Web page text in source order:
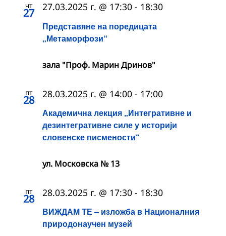
чт
27
Представяне на поредицата
„Метаморфози“
27.03.2025 г. @ 17:30 - 18:30
зала "Проф. Марин Дринов"
пт
28
Академична лекция „Интегративне и
дезинтегративне силе у историји
словенске писмености“
28.03.2025 г. @ 14:00 - 17:00
ул. Московска № 13
пт
28
ВИЖДАМ ТЕ – изложба в Националния
природонаучен музей
28.03.2025 г. @ 17:30 - 18:30